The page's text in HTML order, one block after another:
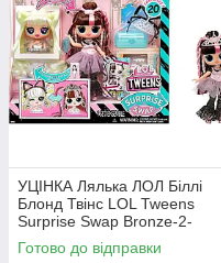
УЦІНКА Лялька ЛОЛ Біллі
Блонд Твінс LOL Tweens
Surprise Swap Bronze-2-
Blonde Billie Підлітки 591740
MGA Оригінал MyDoll.com.ua
Готово до відправки